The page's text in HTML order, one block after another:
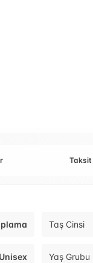
Taksit
Taş Cinsi
Unisex Yaş Grubu